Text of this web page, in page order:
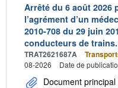
Arrêté du 6 août 2026
l’agrément d’un
2010-708 du 29 juin
conducteurs de trains.
TRAT2621687A
08-2026
Date de
Document principal